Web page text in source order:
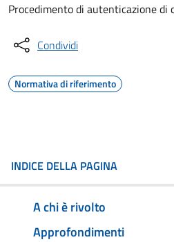
Procedimento di autenticazione di
Condividi
Normativa di riferimento
INDICE DELLA PAGINA
A chi è rivolto
Approfondimenti